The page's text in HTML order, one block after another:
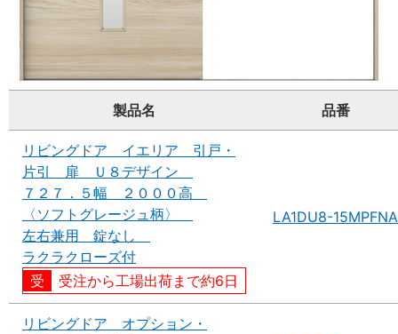
製品名 品番
リビングドア イエリア 引戸・
片引 扉 Ｕ８デザイン
７２７．５幅 ２０００高
〈ソフトグレージュ柄〉
左右兼用 錠なし
ラクラクローズ付
受注から工場出荷まで約6日
LA1DU8-15MPFNA
リビングドア オプション・